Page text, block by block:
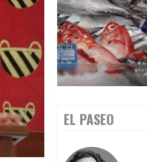
EL PASEO